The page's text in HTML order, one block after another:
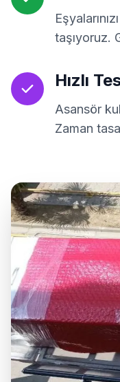
taşıyoruz.
Hızlı
Asansör
Zaman